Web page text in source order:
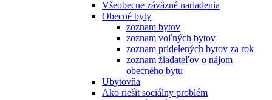
Všeobecne záväzné nariadenia
Obecné byty
zoznam bytov
zoznam voľných bytov
zoznam pridelených bytov za rok
zoznam žiadateľov o nájom
obecného bytu
Ubytovňa
Ako riešit sociálny problém